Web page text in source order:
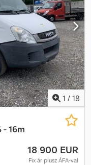
kW Hengerűrtartalom:
használt jármű
(GVW): 3500 kg
ABS,
állapotban van, a
és jól működik. Az ár
- Magyarul
1 / 18
- 16m
18 900 EUR
Fix ár plusz ÁFA-val